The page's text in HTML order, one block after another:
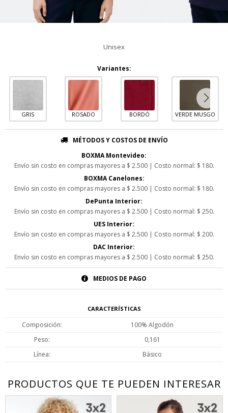
Unisex
Variantes:
GRIS ROSADO BORDÓ VERDE MUSGO
MÉTODOS Y COSTOS DE ENVÍO
BOXMA Montevideo:
Envío sin costo en compras mayores a $ 2.500 | Costo normal: $ 180.
BOXMA Canelones:
Envío sin costo en compras mayores a $ 2.500 | Costo normal: $ 180.
DePunta Interior:
Envío sin costo en compras mayores a $ 2.500 | Costo normal: $ 250.
UES Interior:
Envío sin costo en compras mayores a $ 2.500 | Costo normal: $ 200.
DAC Interior:
Envío sin costo en compras mayores a $ 2.500 | Costo normal: $ 250.
MEDIOS DE PAGO
CARACTERÍSTICAS
Composición
100% Algodón
Peso
0,161
Línea
Básico
PRODUCTOS QUE TE PUEDEN INTERESAR